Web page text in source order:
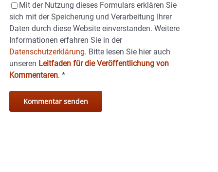
Mit der Nutzung dieses Formulars erklären Sie
sich mit der Speicherung und Verarbeitung Ihrer
Daten durch diese Website einverstanden. Weitere
Informationen erfahren Sie in der
Datenschutzerklärung. Bitte lesen Sie hier auch
unseren Leitfaden für die Veröffentlichung von
Kommentaren. *